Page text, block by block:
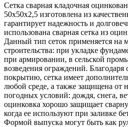
Сетка сварная кладочная
50х50х2,5 изготовлена из
гарантирует надежность и
использована сварная сетка из
Данный тип сеток применяется на
строительства: при укладке
при армировании, в сельской
возведения ограждений.
покрытию, сетка имеет
любой среде, а также защищена от
погодных условий: дождя, снега,
оцинковка хорошо защищает
когда ее используют при заливке
Формой выпуска могут быть как